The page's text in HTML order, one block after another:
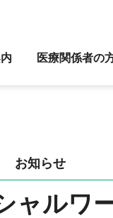
医療関係者の
お知らせ
ャルワ